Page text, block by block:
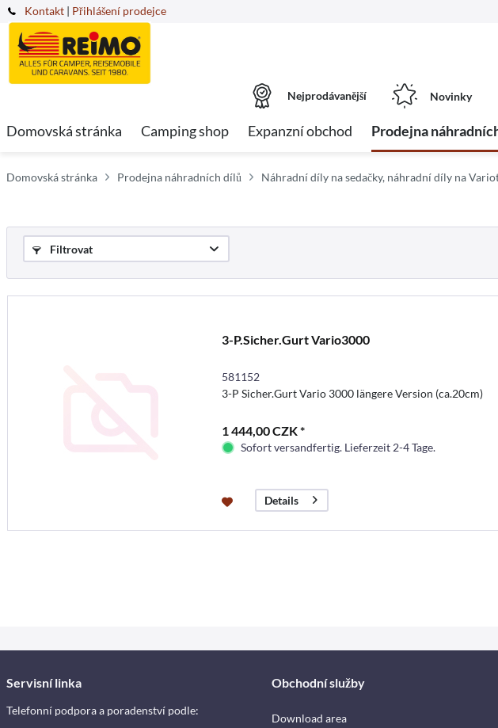
Kontakt | Přihlášení prodejce
Nejprodávanější Novinky
Domovská stránka Camping shop Expanzní obchod Prodejna
Domovská stránka Prodejna náhradních dílů Náhradní díly na sedačky, náhradní díly na
Filtrovat
3-P.Sicher.Gurt Vario3000
581152
3-P Sicher.Gurt Vario 3000 längere Version (ca.20cm)
1 444,00 CZK *
Sofort versandfertig. Lieferzeit 2-4 Tage.
Details
Servisní linka
Telefonní podpora a poradenství podle:
Obchodní služby
Download area